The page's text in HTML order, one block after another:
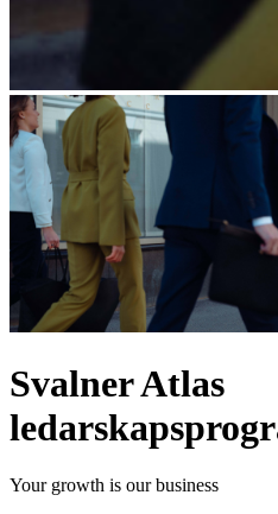
Svalner Atlas
Your growth is our business